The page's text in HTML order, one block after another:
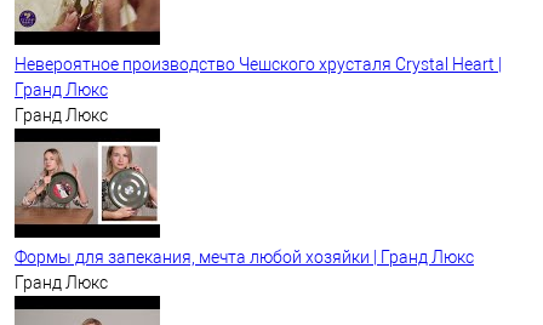
Невероятное производство Чешского хрусталя Crystal Heart |
Гранд Люкс
Гранд Люкс
Формы для запекания, мечта любой хозяйки | Гранд Люкс
Гранд Люкс